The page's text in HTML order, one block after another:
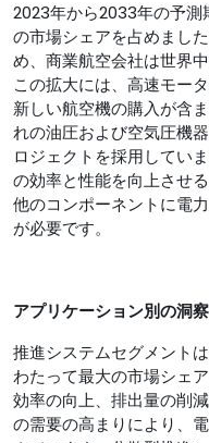
2023年から2033年の予
の市場シェアを占めまし
め、商業航空会社は世界
この拡大には、高速モー
新しい航空機の購入が含
れの油圧および空気圧機
ロジェクトを採用してい
の効率と性能を向上させ
他のコンポーネントに電
が必要です。
アプリケーション別の洞察
推進システムセグメント
わたって最大の市場シェ
効率の向上、排出量の削
の需要の高まりにより、